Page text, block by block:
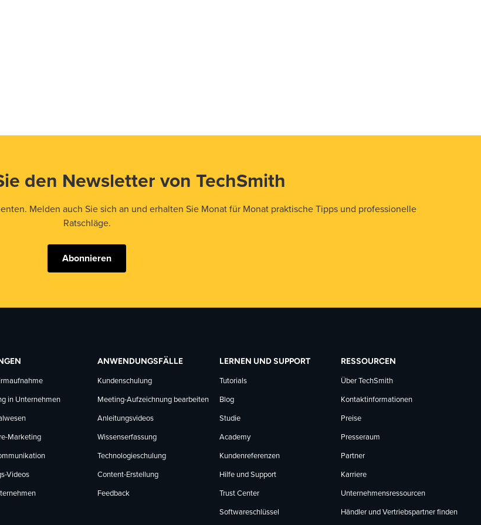
den Newsletter von TechSmith
Melden auch Sie sich an und erhalten Sie Monat für Monat praktische Tipps und professionelle
Ratschläge.
Abonnieren
in Unternehmen
Marketing
Videos
ANWENDUNGSFÄLLE
Kundenschulung
Meeting-Aufzeichnung bearbeiten
Anleitungsvideos
Wissenserfassung
Technologieschulung
Content-Erstellung
Feedback
LERNEN UND SUPPORT
Tutorials
Blog
Studie
Academy
Kundenreferenzen
Hilfe und Support
Trust Center
Softwareschlüssel
RESSOURCEN
Über TechSmith
Kontaktinformationen
Preise
Presseraum
Partner
Karriere
Unternehmensressourcen
Händler und Vertriebspartner finden